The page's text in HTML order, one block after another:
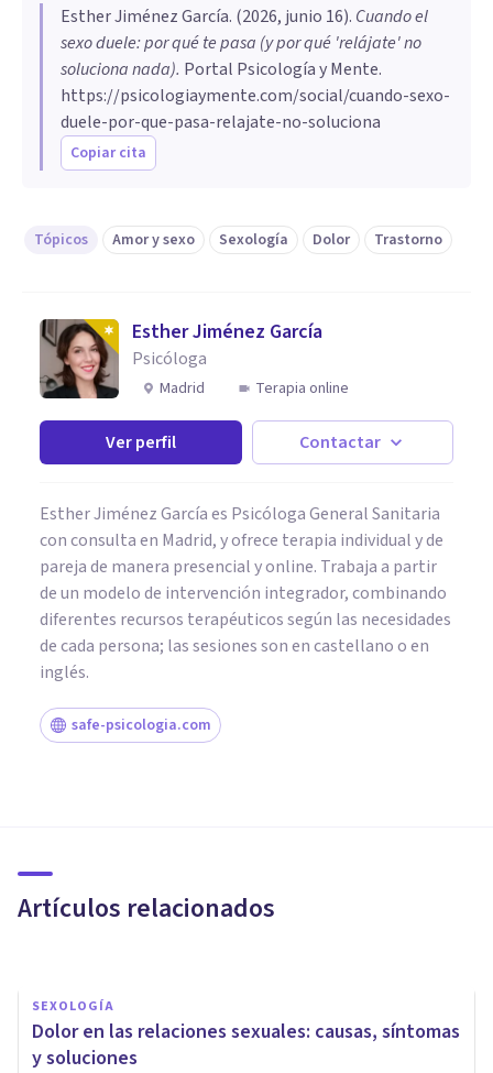
Esther Jiménez García. (2026, junio 16). Cuando el
sexo duele: por qué te pasa (y por qué 'relájate' no
soluciona nada). Portal Psicología y Mente.
https://psicologiaymente.com/social/cuando-sexo-
duele-por-que-pasa-relajate-no-soluciona
Copiar cita
Tópicos Amor y sexo Sexología Dolor Trastorno
Esther Jiménez García
Psicóloga
Madrid Terapia online
Ver perfil Contactar
Esther Jiménez García es Psicóloga General Sanitaria
con consulta en Madrid, y ofrece terapia individual y de
pareja de manera presencial y online. Trabaja a partir
de un modelo de intervención integrador, combinando
diferentes recursos terapéuticos según las necesidades
de cada persona; las sesiones son en castellano o en
inglés.
safe-psicologia.com
Artículos relacionados
y tratamiento
SEXOLOGÍA
Dolor en las relaciones sexuales: causas, síntomas
y soluciones